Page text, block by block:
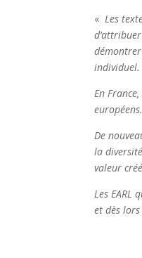
« Les
individuel.
En
européens.
De
la
valeur
Les EARL
et dès